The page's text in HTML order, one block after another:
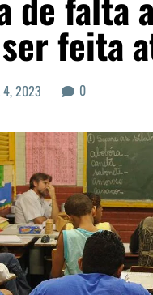
feita
4, 2023 0